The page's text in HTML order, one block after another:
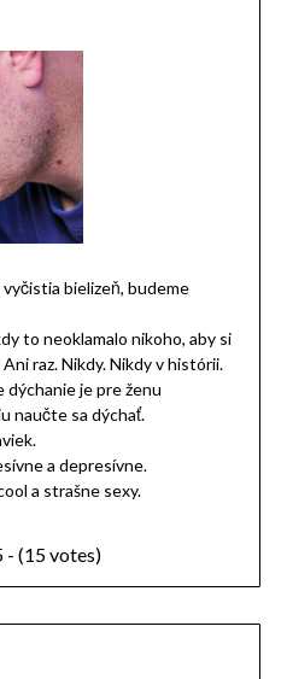
bielizeň, budeme
to neoklamalo nikoho, aby si
raz. Nikdy. Nikdy v histórii.
dýchanie je pre ženu
naučte sa dýchať.
a depresívne.
a strašne sexy.
- (15 votes)